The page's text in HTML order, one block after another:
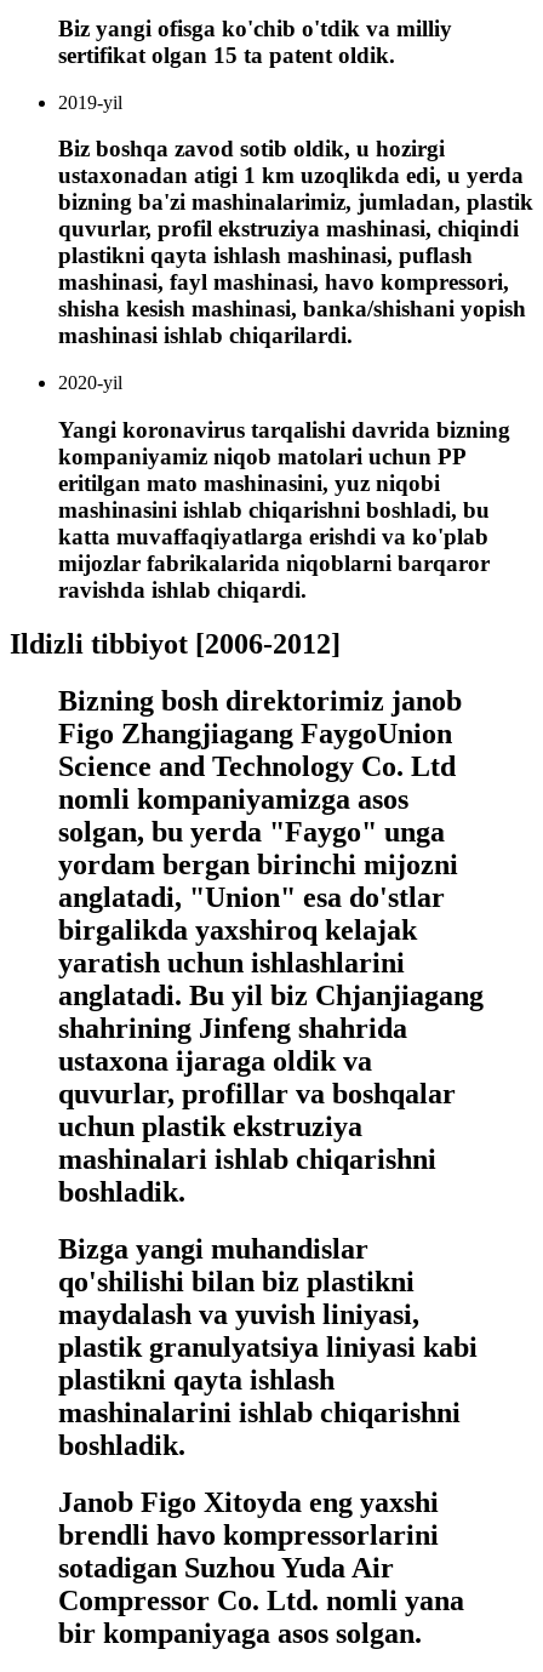
Biz yangi ofisga ko'chib o'tdik va milliy
sertifikat olgan 15 ta patent oldik.
2019-yil
Biz boshqa zavod sotib oldik, u hozirgi
ustaxonadan atigi 1 km uzoqlikda edi, u yerda
bizning ba'zi mashinalarimiz, jumladan, plastik
quvurlar, profil ekstruziya mashinasi, chiqindi
plastikni qayta ishlash mashinasi, puflash
mashinasi, fayl mashinasi, havo kompressori,
shisha kesish mashinasi, banka/shishani yopish
mashinasi ishlab chiqarilardi.
2020-yil
Yangi koronavirus tarqalishi davrida bizning
kompaniyamiz niqob matolari uchun PP
eritilgan mato mashinasini, yuz niqobi
mashinasini ishlab chiqarishni boshladi, bu
katta muvaffaqiyatlarga erishdi va ko'plab
mijozlar fabrikalarida niqoblarni barqaror
ravishda ishlab chiqardi.
Ildizli tibbiyot [2006-2012]
Bizning bosh direktorimiz janob
Figo Zhangjiagang FaygoUnion
Science and Technology Co. Ltd
nomli kompaniyamizga asos
solgan, bu yerda "Faygo" unga
yordam bergan birinchi mijozni
anglatadi, "Union" esa do'stlar
birgalikda yaxshiroq kelajak
yaratish uchun ishlashlarini
anglatadi. Bu yil biz Chjanjiagang
shahrining Jinfeng shahrida
ustaxona ijaraga oldik va
quvurlar, profillar va boshqalar
uchun plastik ekstruziya
mashinalari ishlab chiqarishni
boshladik.
Bizga yangi muhandislar
qo'shilishi bilan biz plastikni
maydalash va yuvish liniyasi,
plastik granulyatsiya liniyasi kabi
plastikni qayta ishlash
mashinalarini ishlab chiqarishni
boshladik.
Janob Figo Xitoyda eng yaxshi
brendli havo kompressorlarini
sotadigan Suzhou Yuda Air
Compressor Co. Ltd. nomli yana
bir kompaniyaga asos solgan.